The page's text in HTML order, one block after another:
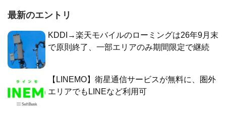
最新のエントリ
KDDI→楽天モバイルのローミングは26年9月末
で原則終了、一部エリアのみ期間限定で継続
【LINEMO】衛星通信サービスが無料に、圏外
エリアでもLINEなど利用可